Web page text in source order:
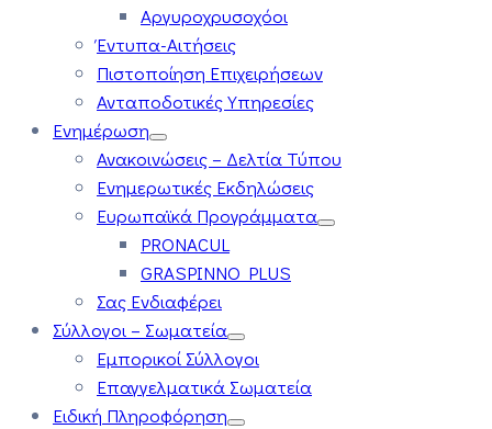
Αργυροχρυσοχόοι
Έντυπα-Αιτήσεις
Πιστοποίηση Επιχειρήσεων
Ανταποδοτικές Υπηρεσίες
Ενημέρωση
Ανακοινώσεις – Δελτία Τύπου
Ενημερωτικές Εκδηλώσεις
Ευρωπαϊκά Προγράμματα
PRONACUL
GRASPINNO PLUS
Σας Ενδιαφέρει
Σύλλογοι – Σωματεία
Εμπορικοί Σύλλογοι
Επαγγελματικά Σωματεία
Ειδική Πληροφόρηση